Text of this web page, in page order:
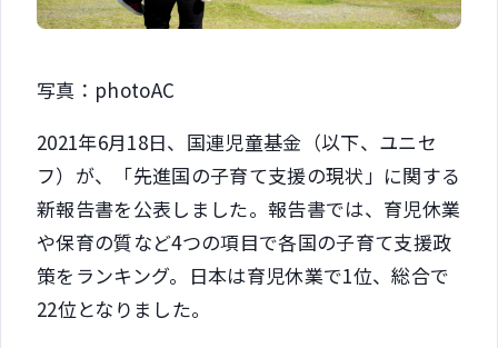
写真：photoAC
2021年6月18日、国連児童基金（以下、ユニセ
フ）が、「先進国の子育て支援の現状」に関する
新報告書を公表しました。報告書では、育児休業
や保育の質など4つの項目で各国の子育て支援政
策をランキング。日本は育児休業で1位、総合で
22位となりました。